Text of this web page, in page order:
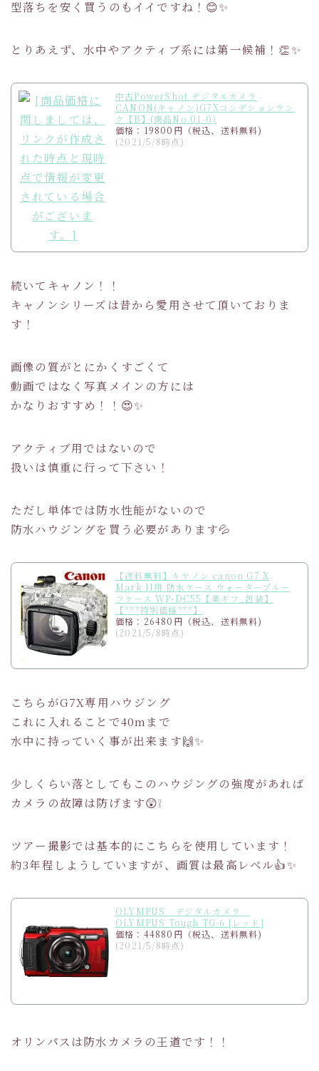
型落ちを安く買うのもイイですね！😊✨
とりあえず、水中やアクティブ系には第一候補！👏✨
中古PowerShot デジタルカメラ
CANON(キャノン)G7Xコンデションラン
ク【B】(商品No.01-0)
価格：19800円（税込、送料無料)
(2021/5/8時点)
続いてキャノン！！
キャノンシリーズは昔から愛用させて頂いておりま
す！
画像の質がとにかくすごくて
動画ではなく写真メインの方には
かなりおすすめ！！😍✨
アクティブ用ではないので
扱いは慎重に行って下さい！
ただし単体では防水性能がないので
防水ハウジングを買う必要があります💦
【送料無料】キヤノン canon G7 X
Mark II用 防水ケース ウォータープルー
フケース WP-DC55【楽ギフ_包装】
【***特別価格***】
価格：26480円（税込、送料無料)
(2021/5/8時点)
こちらがG7X専用ハウジング
これに入れることで40mまで
水中に持っていく事が出来ます🙌✨
少しくらい落としてもこのハウジングの強度があれば
カメラの故障は防げます😲❕
ツアー撮影では基本的にこちらを使用しています！
約3年程しようしていますが、画質は最高レベル👍✨
OLYMPUS デジタルカメラ
OLYMPUS Tough TG-6 [レッド]
価格：44880円（税込、送料無料)
(2021/5/8時点)
オリンパスは防水カメラの王道です！！